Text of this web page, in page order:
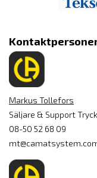
Markus Tollefors
Säljare & Support
08-50 52 68 09